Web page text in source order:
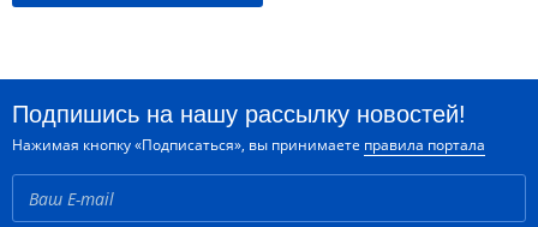
Подпишись на нашу рассылку новостей!
Нажимая кнопку «Подписаться», вы принимаете правила портала